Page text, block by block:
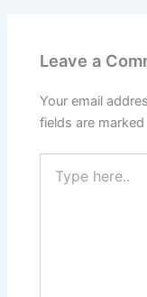
Leave a
Your email
fields are marked
here..